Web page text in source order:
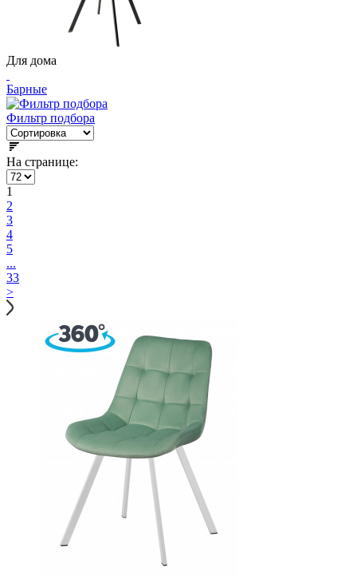
Для дома
Барные
Фильтр подбора
На странице:
1
2
3
4
5
...
33
>